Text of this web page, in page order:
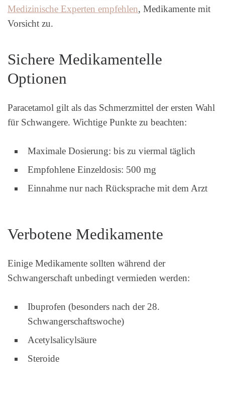
Medizinische Experten empfehlen, Medikamente mit
Vorsicht zu.
Sichere Medikamentelle
Optionen
Paracetamol gilt als das Schmerzmittel der ersten Wahl
für Schwangere. Wichtige Punkte zu beachten:
Maximale Dosierung: bis zu viermal täglich
Empfohlene Einzeldosis: 500 mg
Einnahme nur nach Rücksprache mit dem Arzt
Verbotene Medikamente
Einige Medikamente sollten während der
Schwangerschaft unbedingt vermieden werden:
Ibuprofen (besonders nach der 28.
Schwangerschaftswoche)
Acetylsalicylsäure
Steroide